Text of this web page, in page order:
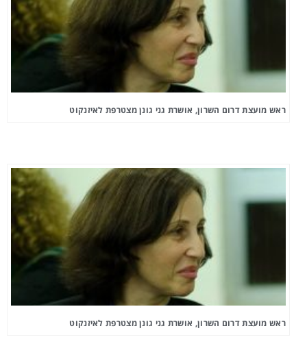
ראש מועצת דרום השרון, אושרת גני גונן מצטרפת לאיזנקוט
ראש מועצת דרום השרון, אושרת גני גונן מצטרפת לאיזנקוט